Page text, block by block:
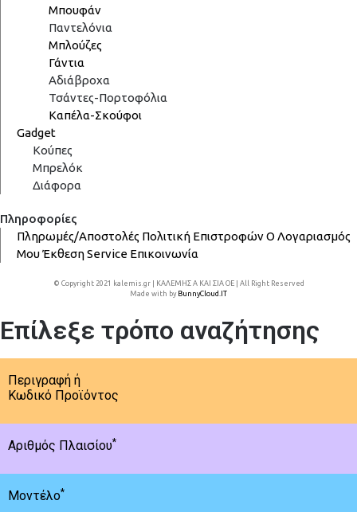
Μπουφάν
Παντελόνια
Μπλούζες
Γάντια
Αδιάβροχα
Τσάντες-Πορτοφόλια
Καπέλα-Σκούφοι
Gadget
Κούπες
Μπρελόκ
Διάφορα
Πληροφορίες
Πληρωμές/Αποστολές Πολιτική ΕπιστροφώνΟ Λογαριασμός
ΜουΈκθεσηService Επικοινωνία
© Copyright 2021 kalemis.gr | ΚΑΛΕΜΗΣ Α ΚΑΙ ΣΙΑ ΟΕ | All Right Reserved
Made with by BunnyCloud.IT
Επίλεξε τρόπο αναζήτησης
Περιγραφή ή
Κωδικό Προϊόντος
Αριθμός Πλαισίου*
Μοντέλο*